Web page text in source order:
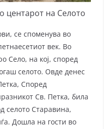
центарот на Селото
се споменува во
век. Во
Село, на кој, според
селото. Овде денес
Според
Св. Петка, била
селото Старавина,
Дошла на гости во